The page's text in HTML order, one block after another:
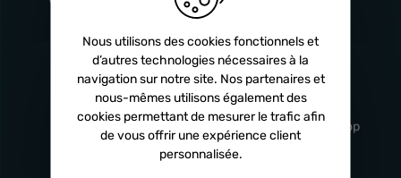
Livraison
rapide
Sous 24h à 48h
Service client
professionnel
De 8h à 17h Non-stop
Nous utilisons des cookies fonctionnels et
d’autres technologies nécessaires à la
navigation sur notre site. Nos partenaires et
nous-mêmes utilisons également des
cookies permettant de mesurer le trafic afin
de vous offrir une expérience client
personnalisée.